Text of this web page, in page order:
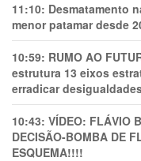
11:10: Desmatamento
menor patamar desde
10:59: RUMO AO
estrutura 13 eixos
erradicar
10:43: VÍDEO: FLÁVIO
DECISÃO-BOMBA DE
ESQUEMA!!!!